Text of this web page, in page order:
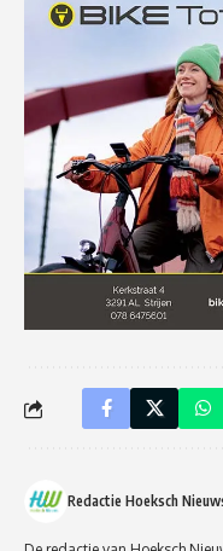
Redactie Hoeksch